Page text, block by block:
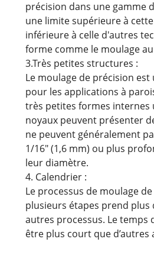
précision dans une gamme
une limite supérieure à
inférieure à celle d'autres
forme comme le moulage
3.Très petites structures :
Le moulage de précision
pour les applications à
très petites formes internes
noyaux peuvent présenter
ne peuvent généralement
1/16" (1,6 mm) ou plus
leur diamètre.
4. Calendrier :
Le processus de moulage
plusieurs étapes prend plus
autres processus. Le
être plus court que d’autres